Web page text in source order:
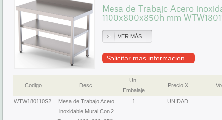
Mesa de Trabajo Acero
1100x800x850h mm
VER MÁS...
Solicitar mas informacion...
Codigo Desc.
Un.
Embalaje
Precio X
WTW180110S2
Mesa de Trabajo Acero
inoxidable Mural Con 2
1 UNIDAD